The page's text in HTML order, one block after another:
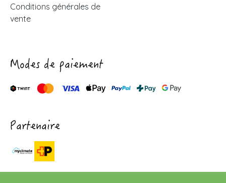
Conditions générales de
vente
Modes de paiement
Partenaire